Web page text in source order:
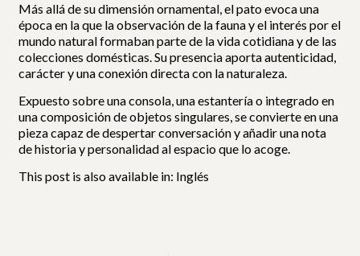
Más allá de su dimensión ornamental, el pato evoca una
época en la que la observación de la fauna y el interés por el
mundo natural formaban parte de la vida cotidiana y de las
colecciones domésticas. Su presencia aporta autenticidad,
carácter y una conexión directa con la naturaleza.
Expuesto sobre una consola, una estantería o integrado en
una composición de objetos singulares, se convierte en una
pieza capaz de despertar conversación y añadir una nota
de historia y personalidad al espacio que lo acoge.
This post is also available in: Inglés